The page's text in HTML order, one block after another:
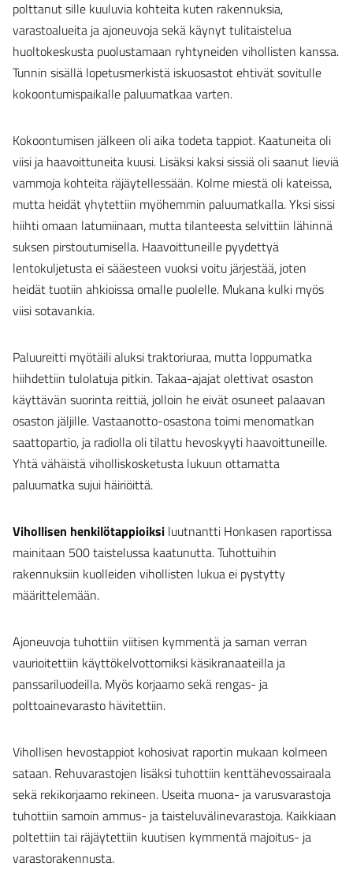
polttanut sille kuuluvia kohteita kuten rakennuksia,
varastoalueita ja ajoneuvoja sekä käynyt tulitaistelua
huoltokeskusta puolustamaan ryhtyneiden vihollisten kanssa.
Tunnin sisällä lopetusmerkistä iskuosastot ehtivät sovitulle
kokoontumispaikalle paluumatkaa varten.
Kokoontumisen jälkeen oli aika todeta tappiot. Kaatuneita oli
viisi ja haavoittuneita kuusi. Lisäksi kaksi sissiä oli saanut lieviä
vammoja kohteita räjäytellessään. Kolme miestä oli kateissa,
mutta heidät yhytettiin myöhemmin paluumatkalla. Yksi sissi
hiihti omaan latumiinaan, mutta tilanteesta selvittiin lähinnä
suksen pirstoutumisella. Haavoittuneille pyydettyä
lentokuljetusta ei sääesteen vuoksi voitu järjestää, joten
heidät tuotiin ahkioissa omalle puolelle. Mukana kulki myös
viisi sotavankia.
Paluureitti myötäili aluksi traktoriuraa, mutta loppumatka
hiihdettiin tulolatuja pitkin. Takaa-ajajat olettivat osaston
käyttävän suorinta reittiä, jolloin he eivät osuneet palaavan
osaston jäljille. Vastaanotto-osastona toimi menomatkan
saattopartio, ja radiolla oli tilattu hevoskyyti haavoittuneille.
Yhtä vähäistä viholliskosketusta lukuun ottamatta
paluumatka sujui häiriöittä.
Vihollisen henkilötappioiksi luutnantti Honkasen raportissa
mainitaan 500 taistelussa kaatunutta. Tuhottuihin
rakennuksiin kuolleiden vihollisten lukua ei pystytty
määrittelemään.
Ajoneuvoja tuhottiin viitisen kymmentä ja saman verran
vaurioitettiin käyttökelvottomiksi käsikranaateilla ja
panssariluodeilla. Myös korjaamo sekä rengas- ja
polttoainevarasto hävitettiin.
Vihollisen hevostappiot kohosivat raportin mukaan kolmeen
sataan. Rehuvarastojen lisäksi tuhottiin kenttähevossairaala
sekä rekikorjaamo rekineen. Useita muona- ja varusvarastoja
tuhottiin samoin ammus- ja taisteluvälinevarastoja. Kaikkiaan
poltettiin tai räjäytettiin kuutisen kymmentä majoitus- ja
varastorakennusta.